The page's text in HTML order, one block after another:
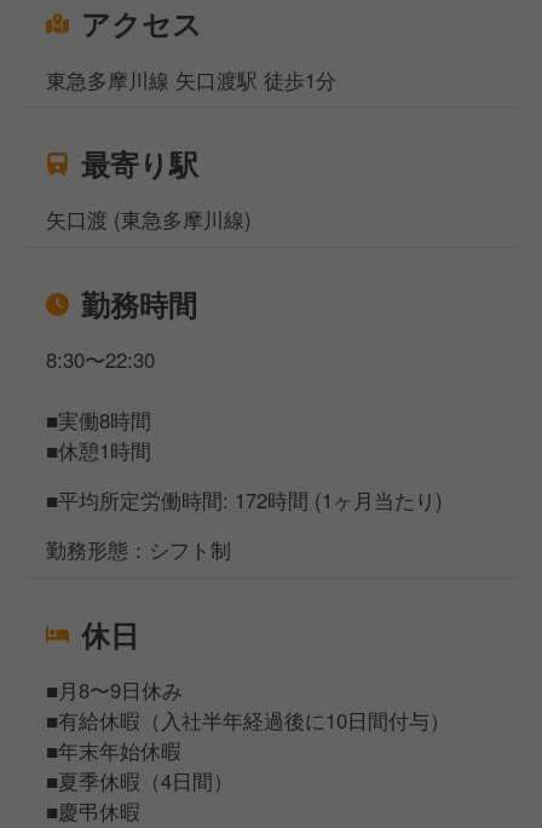
アクセス
東急多摩川線 矢口渡駅 徒歩1分
最寄り駅
矢口渡 (東急多摩川線)
勤務時間
8:30〜22:30
■実働8時間
■休憩1時間
■平均所定労働時間: 172時間 (1ヶ月当たり)
勤務形態：シフト制
休日
■月8〜9日休み
■有給休暇（入社半年経過後に10日間付与）
■年末年始休暇
■夏季休暇（4日間）
■慶弔休暇